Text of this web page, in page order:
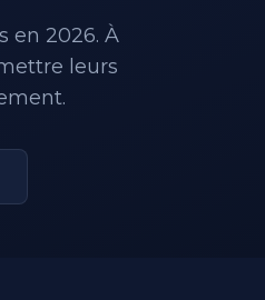
en 2026. À
leurs